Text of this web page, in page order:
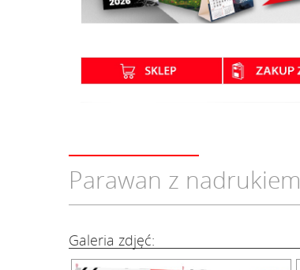
Parawan z nadrukiem
Galeria zdjęć: